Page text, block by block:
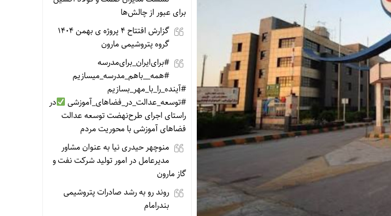
برای عبور از چالش‌ها
گزارش افتتاح ۴ پروژه ی بهمن ۱۴۰۴
گروه پتروشیمی مارون
#برای‌ایران_برای‌مدرسه
#همه__باهم_مدرسه_میسازیم
#آینده_را_با_مهر_بسازیم
#توسعه_عدالت_در_فضاهای_آموزشی
در
راستای اجرای طرح‌نهضت توسعه عدالت
فضاهای آموزشی با محوریت مردم
منوچهر حیدری نیا به عنوان مشاور
مدیرعامل در امور تولید شرکت نفت و
گاز مارون
روند رو به رشد صادرات پتروشیمی
بندرامام